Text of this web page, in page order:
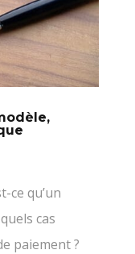
ce qu’un
cas
paiement ?